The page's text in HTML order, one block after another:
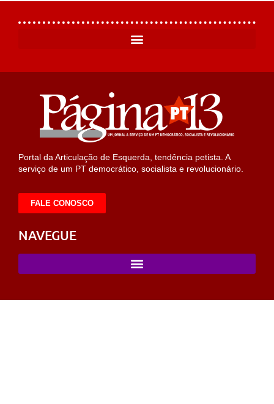
Portal da Articulação de Esquerda, tendência petista. A
serviço de um PT democrático, socialista e revolucionário.
FALE CONOSCO
NAVEGUE